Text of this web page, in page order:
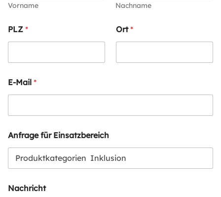
Vorname Nachname
PLZ * Ort*
E-Mail *
Anfrage für Einsatzbereich
Nachricht